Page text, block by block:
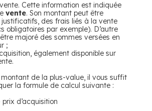
Cette information est indiquée
vente. Son montant peut être
justificatifs, des frais liés à la vente
obligatoires par exemple). D’autre
majoré des sommes versées en
;
également disponible sur
de la plus-value, il vous suffit
la formule de calcul suivante :
d’acquisition